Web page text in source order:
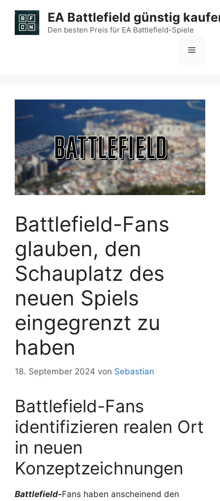
Inhalt
springen
EA Battlefield günstig
Den besten Preis für EA Battlefield-Spiele
Menü
Battlefield-Fans
glauben, den
Schauplatz des
neuen Spiels
eingegrenzt zu
haben
18. September 2024 von Sebastian
Battlefield-Fans
identifizieren realen Ort
in neuen
Konzeptzeichnungen
Battlefield-Fans haben anscheinend den